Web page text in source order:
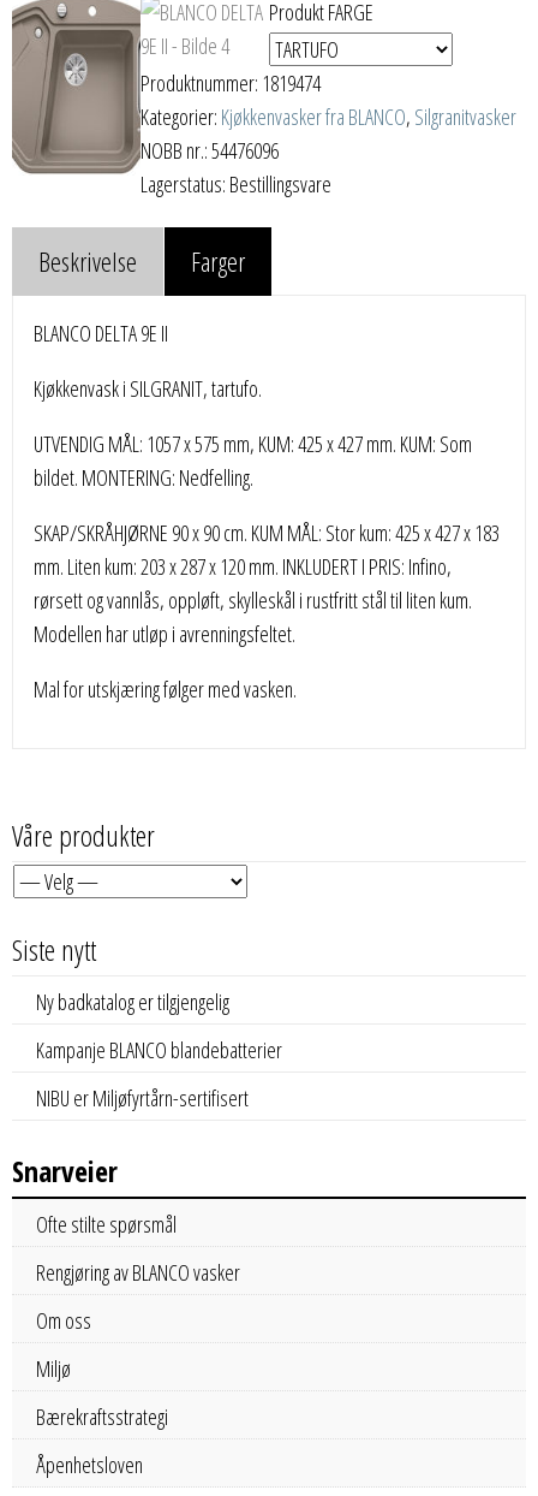
Produkt FARGE
Produktnummer: 1819474
Kategorier: Kjøkkenvasker fra BLANCO, Silgranitvasker
NOBB nr.: 54476096
Lagerstatus: Bestillingsvare
Beskrivelse Farger
BLANCO DELTA 9E II
Kjøkkenvask i SILGRANIT, tartufo.
UTVENDIG MÅL: 1057 x 575 mm, KUM: 425 x 427 mm. KUM: Som
bildet. MONTERING: Nedfelling.
SKAP/SKRÅHJØRNE 90 x 90 cm. KUM MÅL: Stor kum: 425 x 427 x 183
mm. Liten kum: 203 x 287 x 120 mm. INKLUDERT I PRIS: Infino,
rørsett og vannlås, oppløft, skylleskål i rustfritt stål til liten kum.
Modellen har utløp i avrenningsfeltet.
Mal for utskjæring følger med vasken.
Våre produkter
Siste nytt
Ny badkatalog er tilgjengelig
Kampanje BLANCO blandebatterier
NIBU er Miljøfyrtårn-sertifisert
Snarveier
Ofte stilte spørsmål
Rengjøring av BLANCO vasker
Om oss
Miljø
Bærekraftsstrategi
Åpenhetsloven